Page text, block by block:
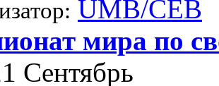
UMB/CEB
мира по
Сентябрь